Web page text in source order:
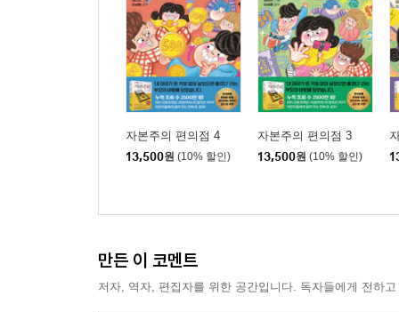
자본주의 편의점 4
13,500원 (10% 할인)
자본주의 편의점 3
13,500원 (10% 할인)
만든 이 코멘트
저자, 역자, 편집자를 위한 공간입니다. 독자들에게 전하